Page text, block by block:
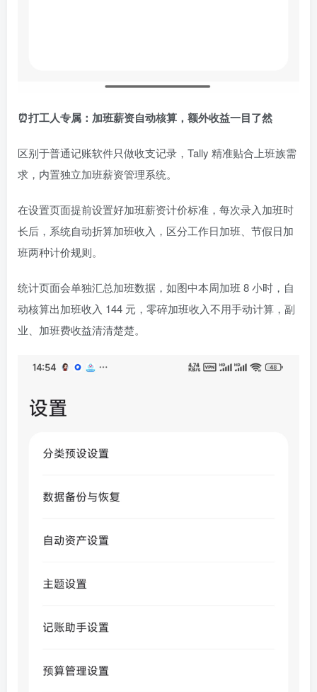
⏰打工人专属：加班薪资自动核算，额外收益一目了然
区别于普通记账软件只做收支记录，Tally 精准贴合上班族需
求，内置独立加班薪资管理系统。
在设置页面提前设置好加班薪资计价标准，每次录入加班时
长后，系统自动折算加班收入，区分工作日加班、节假日加
班两种计价规则。
统计页面会单独汇总加班数据，如图中本周加班 8 小时，自
动核算出加班收入 144 元，零碎加班收入不用手动计算，副
业、加班费收益清清楚楚。